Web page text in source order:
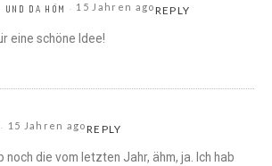
UND DA HÖM 15 Jahren agoREPLY
eine schöne Idee!
15 Jahren agoREPLY
noch die vom letzten Jahr, ähm, ja. Ich hab